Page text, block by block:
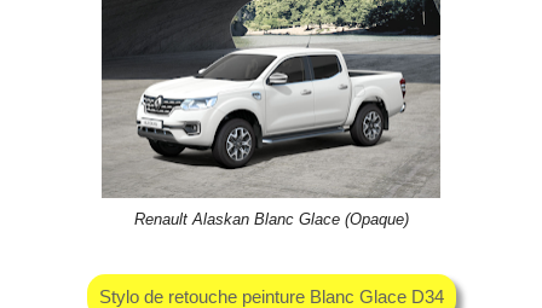
Renault Alaskan Blanc Glace (Opaque)
Stylo de retouche peinture Blanc Glace D34